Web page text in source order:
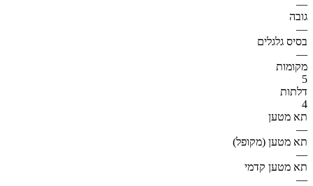
—
גובה
—
בסיס גלגלים
—
מקומות
5
דלתות
4
תא מטען
—
תא מטען (מקופל)
—
תא מטען קדמי
—